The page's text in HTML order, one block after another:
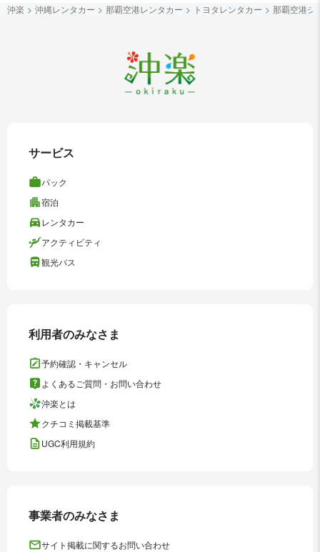
沖楽 沖縄レンタカー 那覇空港レンタカー トヨタレンタカー 那覇空港シ
サービス
パック
宿泊
レンタカー
アクティビティ
観光バス
利用者のみなさま
予約確認・キャンセル
よくあるご質問・お問い合わせ
沖楽とは
クチコミ掲載基準
UGC利用規約
事業者のみなさま
サイト掲載に関するお問い合わせ